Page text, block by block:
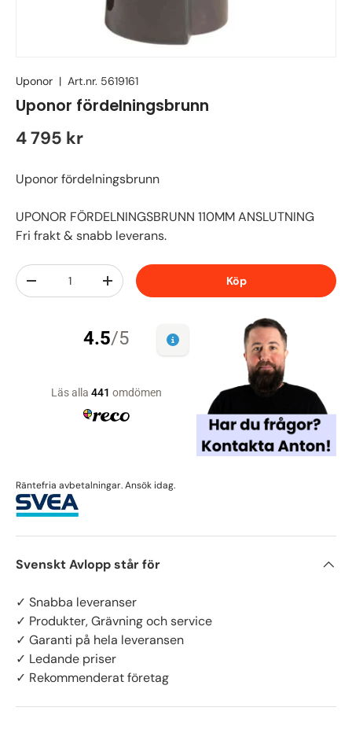
Uponor | Art.nr. 5619161
Uponor fördelningsbrunn
4 795 kr
Uponor fördelningsbrunn
UPONOR FÖRDELNINGSBRUNN 110MM ANSLUTNING
Fri frakt & snabb leverans.
Antal
-
+ Köp
Räntefria avbetalningar. Ansök idag.
Svenskt Avlopp står för
✓ Snabba leveranser
✓ Produkter, Grävning och service
✓ Garanti på hela leveransen
✓ Ledande priser
✓ Rekommenderat företag